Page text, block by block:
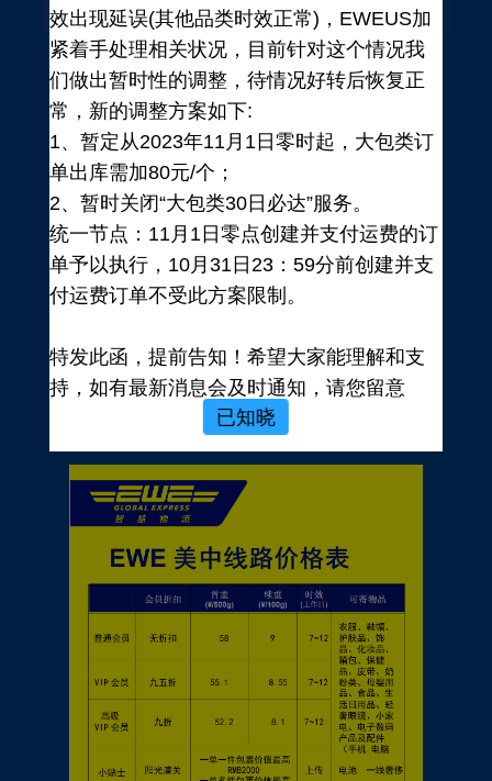
登录
注册新手有礼
价格表
效出现延误(其他品类时效正常)，EWEUS加
紧着手处理相关状况，目前针对这个情况我
们做出暂时性的调整，待情况好转后恢复正
常，新的调整方案如下:
1、暂定从2023年11月1日零时起，大包类订
单出库需加80元/个；
2、暂时关闭“大包类30日必达”服务。
统一节点：11月1日零点创建并支付运费的订
单予以执行，10月31日23：59分前创建并支
付运费订单不受此方案限制。
特发此函，提前告知！希望大家能理解和支
持，如有最新消息会及时通知，请您留意
EWE转运官网公告，再次感谢您的配合与支
持！
EWE US EXPRESS INC.
2023年10月19日
已知晓